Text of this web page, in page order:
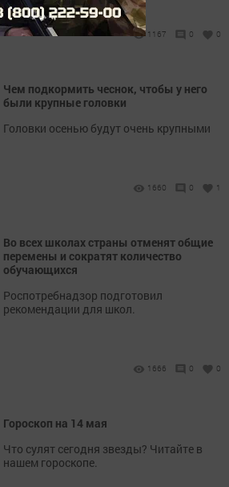
1167 0 0
Чем подкормить чеснок, чтобы у него
были крупные головки
Головки осенью будут очень крупными
1660 0 1
Во всех школах страны отменят общие
перемены и сократят количество
обучающихся
Роспотребнадзор подготовил
рекомендации для школ.
1666 0 0
Гороскоп на 14 мая
Что сулят сегодня звезды? Читайте в
нашем гороскопе.